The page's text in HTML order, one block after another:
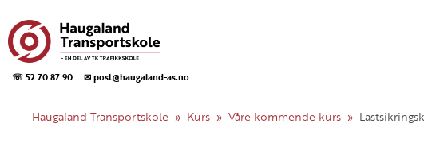
☏ 52 70 87 90 ✉ post@haugaland-as.no
Haugaland Transportskole Kurs Våre kommende kurs